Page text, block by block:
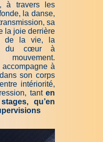
à travers les
la danse,
sa
la joie derrière
de la vie, la
du cœur à
accompagne à
son corps
intériorité,
tant en
qu’en